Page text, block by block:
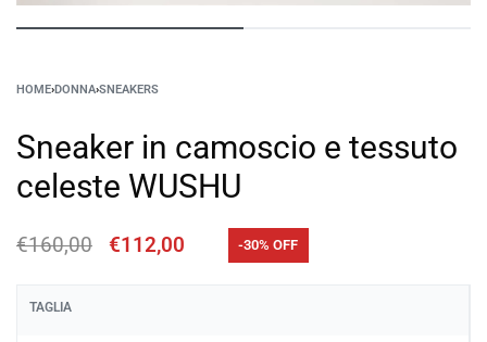
HOME›DONNA›SNEAKERS
Sneaker in camoscio e tessuto
celeste WUSHU
€160,00 €112,00 -30% OFF
TAGLIA